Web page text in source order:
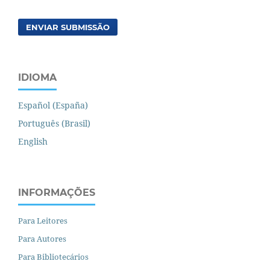
ENVIAR SUBMISSÃO
IDIOMA
Español (España)
Português (Brasil)
English
INFORMAÇÕES
Para Leitores
Para Autores
Para Bibliotecários